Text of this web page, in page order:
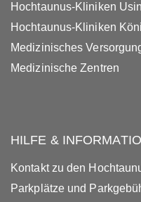
Hochtaunus-Kliniken
Hochtaunus-Kliniken
Medizinisches
Medizinische Zentren
HILFE &
Kontakt zu den
Parkplätze und